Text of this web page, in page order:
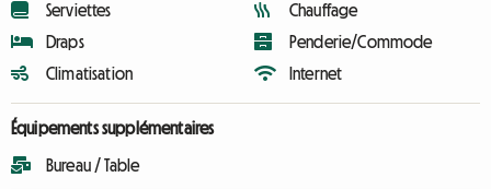
Serviettes
Draps
Climatisation
Chauffage
Penderie/Commode
Internet
Équipements supplémentaires
Bureau / Table